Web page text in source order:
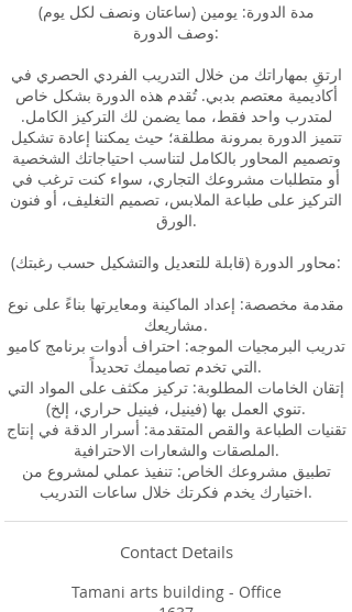
مدة الدورة: يومين (ساعتان ونصف لكل يوم)
وصف الدورة:
ارتقِ بمهاراتك من خلال التدريب الفردي الحصري في
أكاديمية معتصم بدبي. تُقدم هذه الدورة بشكل خاص
لمتدرب واحد فقط، مما يضمن لك التركيز الكامل.
تتميز الدورة بمرونة مطلقة؛ حيث يمكننا إعادة تشكيل
وتصميم المحاور بالكامل لتناسب احتياجاتك الشخصية
أو متطلبات مشروعك التجاري، سواء كنت ترغب في
التركيز على طباعة الملابس، تصميم التغليف، أو فنون
الورق.
محاور الدورة (قابلة للتعديل والتشكيل حسب رغبتك):
مقدمة مخصصة: إعداد الماكينة ومعايرتها بناءً على نوع
مشاريعك.
تدريب البرمجيات الموجه: احتراف أدوات برنامج كاميو
التي تخدم تصاميمك تحديداً.
إتقان الخامات المطلوبة: تركيز مكثف على المواد التي
تنوي العمل بها (فينيل، فينيل حراري، إلخ).
تقنيات الطباعة والقص المتقدمة: أسرار الدقة في إنتاج
الملصقات والشعارات الاحترافية.
تطبيق مشروعك الخاص: تنفيذ عملي لمشروع من
Contact Details
Tamani arts building - Office